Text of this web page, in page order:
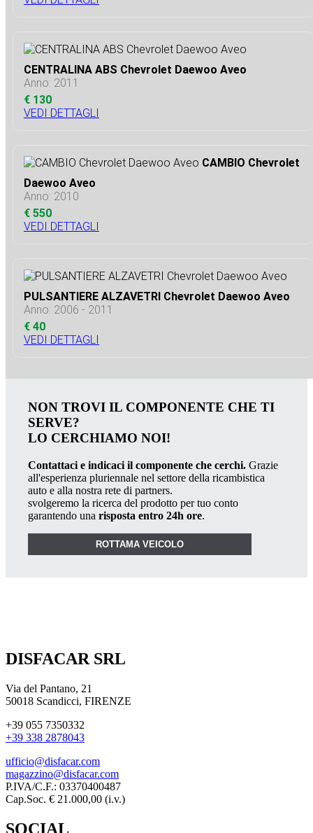
CENTRALINA ABS Chevrolet Daewoo Aveo
Anno: 2011
€ 130
VEDI DETTAGLI
CAMBIO Chevrolet
Daewoo Aveo
Anno: 2010
€ 550
VEDI DETTAGLI
PULSANTIERE ALZAVETRI Chevrolet Daewoo Aveo
Anno: 2006 - 2011
€ 40
VEDI DETTAGLI
NON TROVI IL COMPONENTE CHE TI
SERVE?
LO CERCHIAMO NOI!
Contattaci e indicaci il componente che cerchi. Grazie
all'esperienza pluriennale nel settore della ricambistica
auto e alla nostra rete di partners.
svolgeremo la ricerca del prodotto per tuo conto
garantendo una risposta entro 24h ore.
ROTTAMA VEICOLO
DISFACAR SRL
Via del Pantano, 21
50018 Scandicci, FIRENZE
+39 055 7350332
+39 338 2878043
ufficio@disfacar.com
magazzino@disfacar.com
P.IVA/C.F.: 03370400487
Cap.Soc. € 21.000,00 (i.v.)
SOCIAL